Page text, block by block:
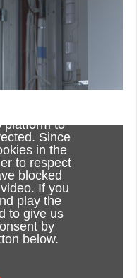
platform to
Since
in the
to respect
blocked
If you
play the
to give us
by
below.